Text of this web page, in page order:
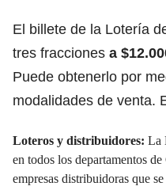
El billete de la Lotería
tres fracciones a
Puede obtenerlo por
modalidades de venta.
Loteros y distribuidores: La
en todos los departamentos
empresas distribuidoras que